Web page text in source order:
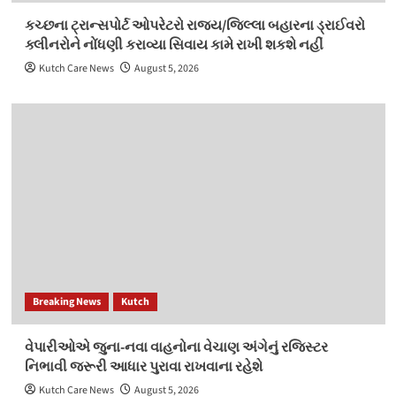
કચ્‍છના ટ્રાન્‍સપોર્ટ ઓપરેટરો રાજ્ય/જિલ્‍લા બહારના ડ્રાઈવરો
ક્લીનરોને નોંધણી કરાવ્‍યા સિવાય કામે રાખી શકશે નહીં
Kutch Care News August 5, 2026
Breaking News Kutch
વેપારીઓએ જુના-નવા વાહનોના વેચાણ અંગેનું રજિસ્ટર
નિભાવી જરૂરી આધાર પુરાવા રાખવાના રહેશે
Kutch Care News August 5, 2026